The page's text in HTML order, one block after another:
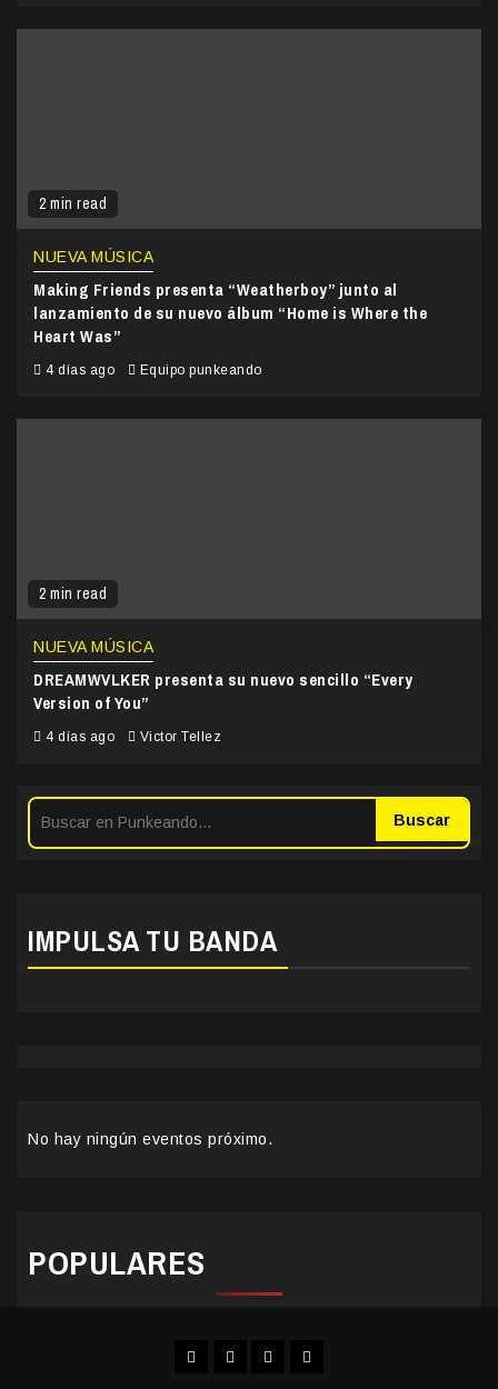
2 min read
NUEVA MÚSICA
Making Friends presenta “Weatherboy” junto al
lanzamiento de su nuevo álbum “Home is Where the
Heart Was”
4 días ago Equipo punkeando
2 min read
NUEVA MÚSICA
DREAMWVLKER presenta su nuevo sencillo “Every
Version of You”
4 días ago Victor Tellez
Buscar
IMPULSA TU BANDA
No hay ningún eventos próximo.
POPULARES
FacebookInstagram
YouTubeTwitter